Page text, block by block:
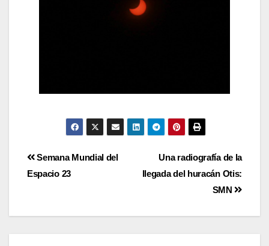
Una radiografía de la
llegada del huracán Otis:
SMN
Semana Mundial del
Espacio 23